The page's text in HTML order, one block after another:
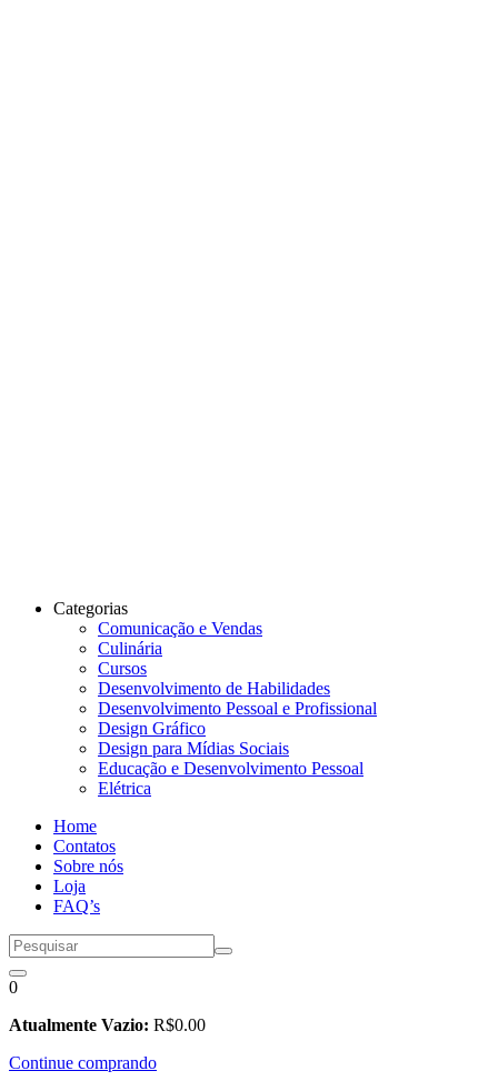
Categorias
Comunicação e Vendas
Culinária
Cursos
Desenvolvimento de Habilidades
Desenvolvimento Pessoal e Profissional
Design Gráfico
Design para Mídias Sociais
Educação e Desenvolvimento Pessoal
Elétrica
Home
Contatos
Sobre nós
Loja
FAQ’s
0
Atualmente Vazio: R$0.00
Continue comprando